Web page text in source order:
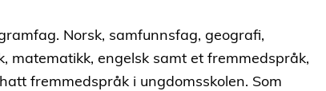
Norsk, samfunnsfag, geografi,
matematikk, engelsk samt et fremmedspråk,
fremmedspråk i ungdomsskolen. Som